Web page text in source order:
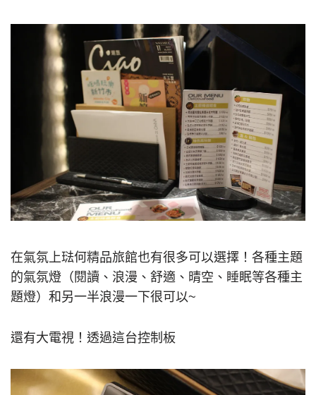
在氣氛上琺何精品旅館也有很多可以選擇！各種主題
的氣氛燈（閱讀、浪漫、舒適、晴空、睡眠等各種主
題燈）和另一半浪漫一下很可以~
還有大電視！透過這台控制板